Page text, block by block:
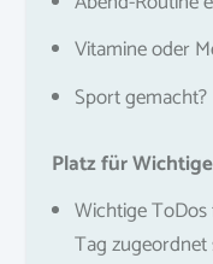
Vitamine oder
Sport gemacht?
Platz für
Wichtige
Tag zugeordnet